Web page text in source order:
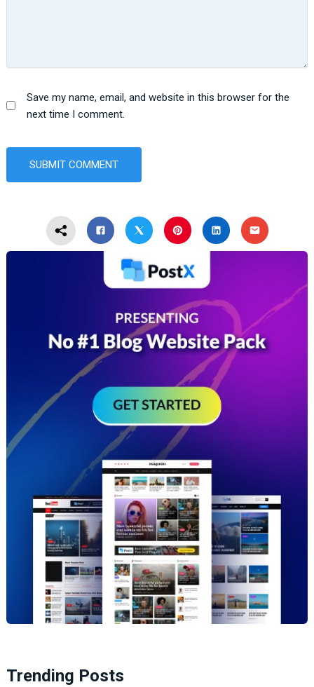
Save my name, email, and website in this browser for the
next time I comment.
Trending Posts